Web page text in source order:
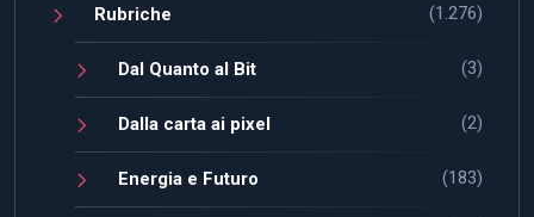
Rubriche (1.276)
Dal Quanto al Bit (3)
Dalla carta ai pixel (2)
Energia e Futuro (183)